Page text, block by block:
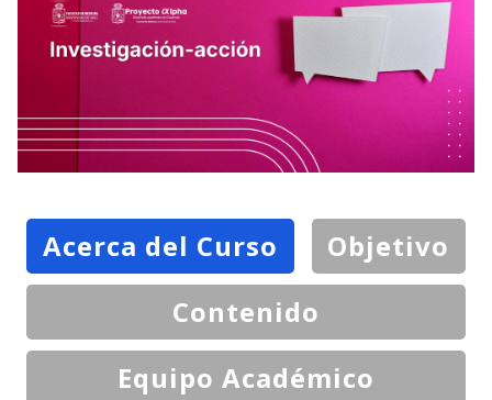
Acerca del Curso
Objetivo
Contenido
Equipo Académico